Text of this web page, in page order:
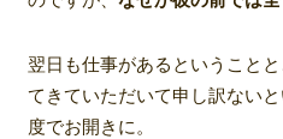
翌日も仕事があるということ
てきていただいて申し訳ない
度でお開きに。